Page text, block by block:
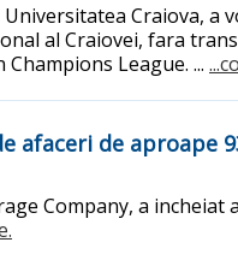
Craiova, a
al Craiovei, fara
League. ...
afaceri de aproape
Company, a